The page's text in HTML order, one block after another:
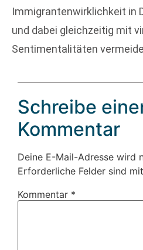
Immigrantenwirklichkeit in
und dabei gleichzeitig mit
Sentimentalitäten
Schreibe
Kommentar
Deine E-Mail-Adresse wird
Erforderliche Felder sind mit
Kommentar *